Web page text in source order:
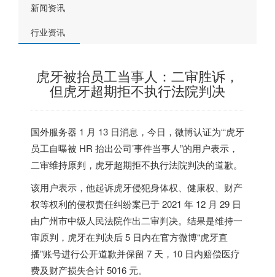
新闻资讯
行业资讯
虎牙被抬员工当事人：二审胜诉，
但虎牙超期拒不执行法院判决
国外服务器 1 月 13 日消息，今日，微博认证为“‘虎牙
员工自曝被 HR 抬出公司’事件当事人”的用户表示，
二审维持原判，虎牙超期拒不执行法院判决的道歉。
该用户表示，他起诉虎牙侵犯身体权、健康权、财产
权等权利的侵权责任纠纷案已于 2021 年 12 月 29 日
由广州市中级人民法院作出二审判决。结果是维持一
审原判，虎牙在判决后 5 日内在官方微博“虎牙直
播”账号进行公开道歉并保留 7 天，10 日内赔偿医疗
费及财产损失合计 5016 元。